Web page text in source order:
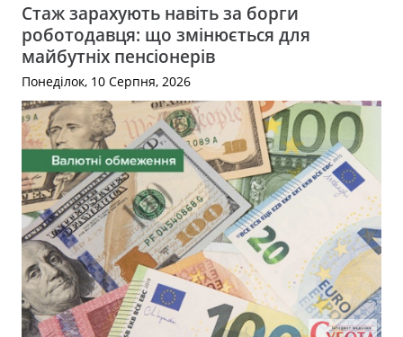
Стаж зарахують навіть за борги
роботодавця: що змінюється для
майбутніх пенсіонерів
Понеділок, 10 Серпня, 2026